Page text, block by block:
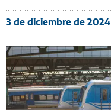
3 de diciembre de 2024